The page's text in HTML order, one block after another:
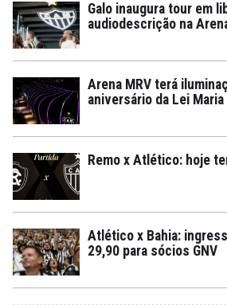
Galo inaugura tour em
audiodescrição na
Arena MRV terá
aniversário da Lei Maria
Remo x Atlético: hoje
Atlético x Bahia:
29,90 para sócios GNV